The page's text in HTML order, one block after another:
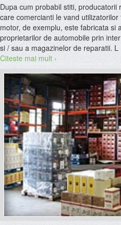
Dupa cum probabil stiti,
care comercianti le vand
motor, de exemplu, este fabricata si
proprietarilor de automobile prin
si / sau a magazinelor de reparatii. L
Citeste mai mult ›